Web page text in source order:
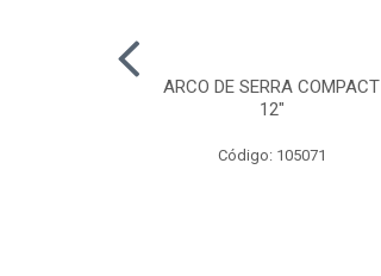
ARCO DE SERRA COMPACT
12"
Código: 105071